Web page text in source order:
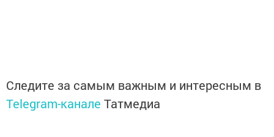
Следите за самым важным и интересным в
Telegram-канале Татмедиа